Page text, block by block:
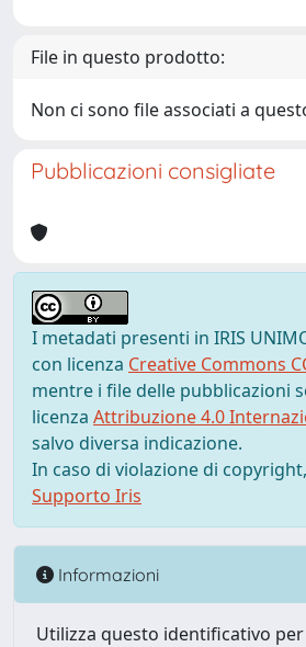
File in questo prodotto:
Non ci sono file associati a
Pubblicazioni consigliate
I metadati presenti in IRIS
con licenza Creative Commons
mentre i file delle pubblicazioni
licenza Attribuzione 4.0
salvo diversa indicazione.
In caso di violazione di
Supporto Iris
Informazioni
Utilizza questo identificativo